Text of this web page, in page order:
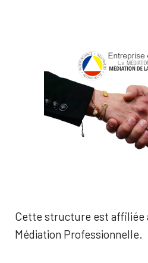
Cette structure est affiliée
Médiation Professionnelle.